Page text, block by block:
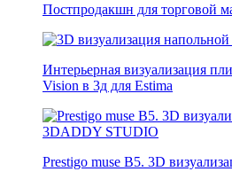
Постпродакшн для торговой
Интерьерная визуализация
Vision в 3д для Estima
Prestigo muse B5. 3D